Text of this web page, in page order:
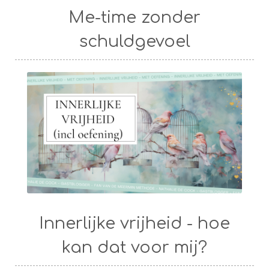
Me-time zonder
schuldgevoel
Innerlijke vrijheid - hoe
kan dat voor mij?